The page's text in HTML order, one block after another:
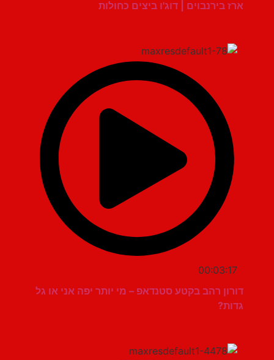
ארז בירנבוים | דוג'ו ביצים כחולות
00:03:17
דורון רהב בקטע סטנדאפ – מי יותר יפה אני או גל